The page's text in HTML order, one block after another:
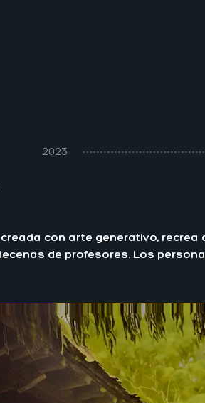
2023
creada con arte generativo,
de profesores. Los